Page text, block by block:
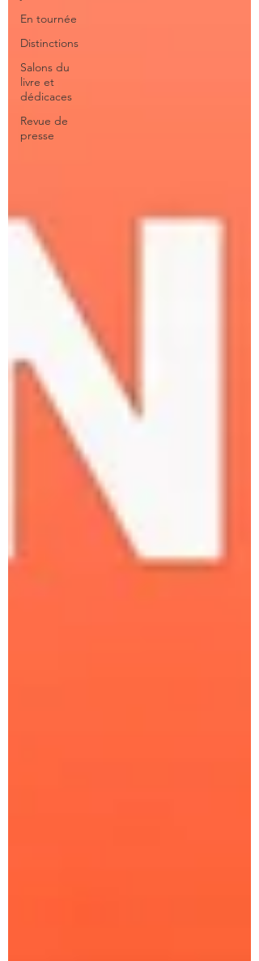
En tournée
Distinctions
Salons du
livre et
dédicaces
Revue de
presse